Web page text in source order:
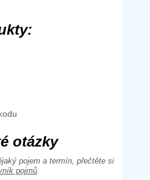
otázky
pojem a termín, přečtěte si
pojmů.